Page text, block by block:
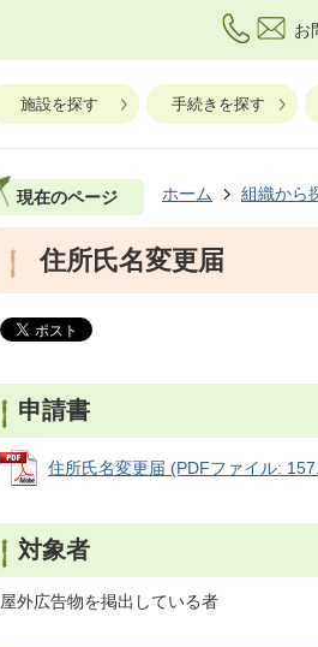
お
施設を探す 手続きを探す
現在のページ ホーム 組織から
住所氏名変更届
申請書
住所氏名変更届 (PDFファイル:
対象者
屋外広告物を掲出している者